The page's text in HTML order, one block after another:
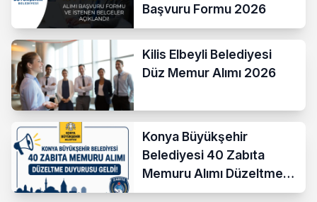
Başvuru Formu 2026
Kilis Elbeyli Belediyesi
Düz Memur Alımı 2026
Konya Büyükşehir
Belediyesi 40 Zabıta
Memuru Alımı Düzeltme
Duyurusu Geldi!